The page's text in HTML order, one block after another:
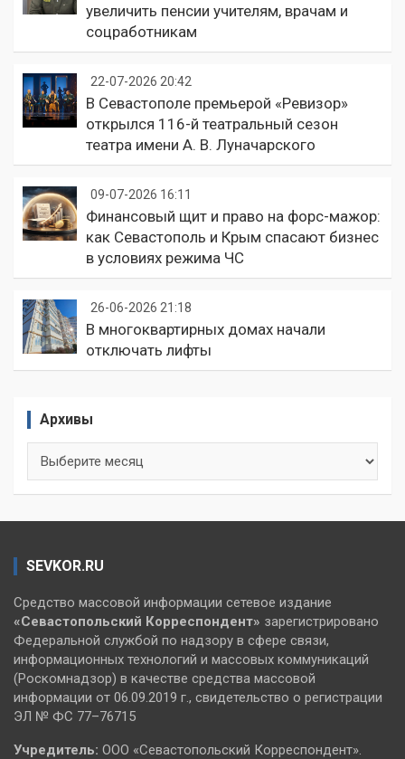
увеличить пенсии учителям, врачам и
соцработникам
22-07-2026 20:42
В Севастополе премьерой «Ревизор»
открылся 116-й театральный сезон
театра имени А. В. Луначарского
09-07-2026 16:11
Финансовый щит и право на форс-мажор:
как Севастополь и Крым спасают бизнес
в условиях режима ЧС
26-06-2026 21:18
В многоквартирных домах начали
отключать лифты
Архивы
SEVKOR.RU
Средство массовой информации сетевое издание
«Севастопольский Корреспондент» зарегистрировано
Федеральной службой по надзору в сфере связи,
информационных технологий и массовых коммуникаций
(Роскомнадзор) в качестве средства массовой
информации от 06.09.2019 г., свидетельство о регистрации
ЭЛ № ФС 77–76715
Учредитель: ООО «Севастопольский Корреспондент».